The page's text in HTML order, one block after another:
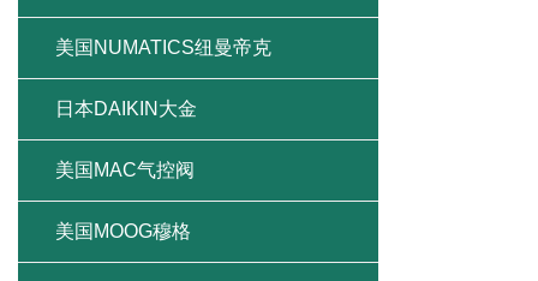
美国NUMATICS纽曼帝克
日本DAIKIN大金
美国MAC气控阀
美国MOOG穆格